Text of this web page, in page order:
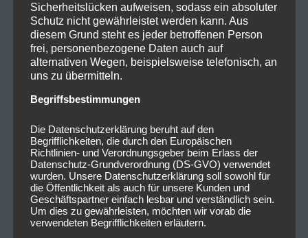
Sicherheitslücken aufweisen, sodass ein absoluter
Schutz nicht gewährleistet werden kann. Aus
diesem Grund steht es jeder betroffenen Person
frei, personenbezogene Daten auch auf
alternativen Wegen, beispielsweise telefonisch, an
uns zu übermitteln.
Begriffsbestimmungen
Die Datenschutzerklärung beruht auf den
Begrifflichkeiten, die durch den Europäischen
Richtlinien- und Verordnungsgeber beim Erlass der
Datenschutz-Grundverordnung (DS-GVO) verwendet
wurden. Unsere Datenschutzerklärung soll sowohl für
die Öffentlichkeit als auch für unsere Kunden und
Geschäftspartner einfach lesbar und verständlich sein.
Um dies zu gewährleisten, möchten wir vorab die
verwendeten Begrifflichkeiten erläutern.